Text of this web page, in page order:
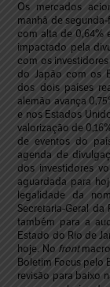
Os mercados
manhã de
com alta de 0,64%
impactado pela
com os
do Japão com os
dos dois países
alemão avança
e nos Estados
valorização de
de eventos do
agenda de
dos investidores
aguardada para
legalidade da
Secretaria-Geral
também para a
Estado do Rio de
hoje. No front
Boletim Focus pelo
revisão para baixo